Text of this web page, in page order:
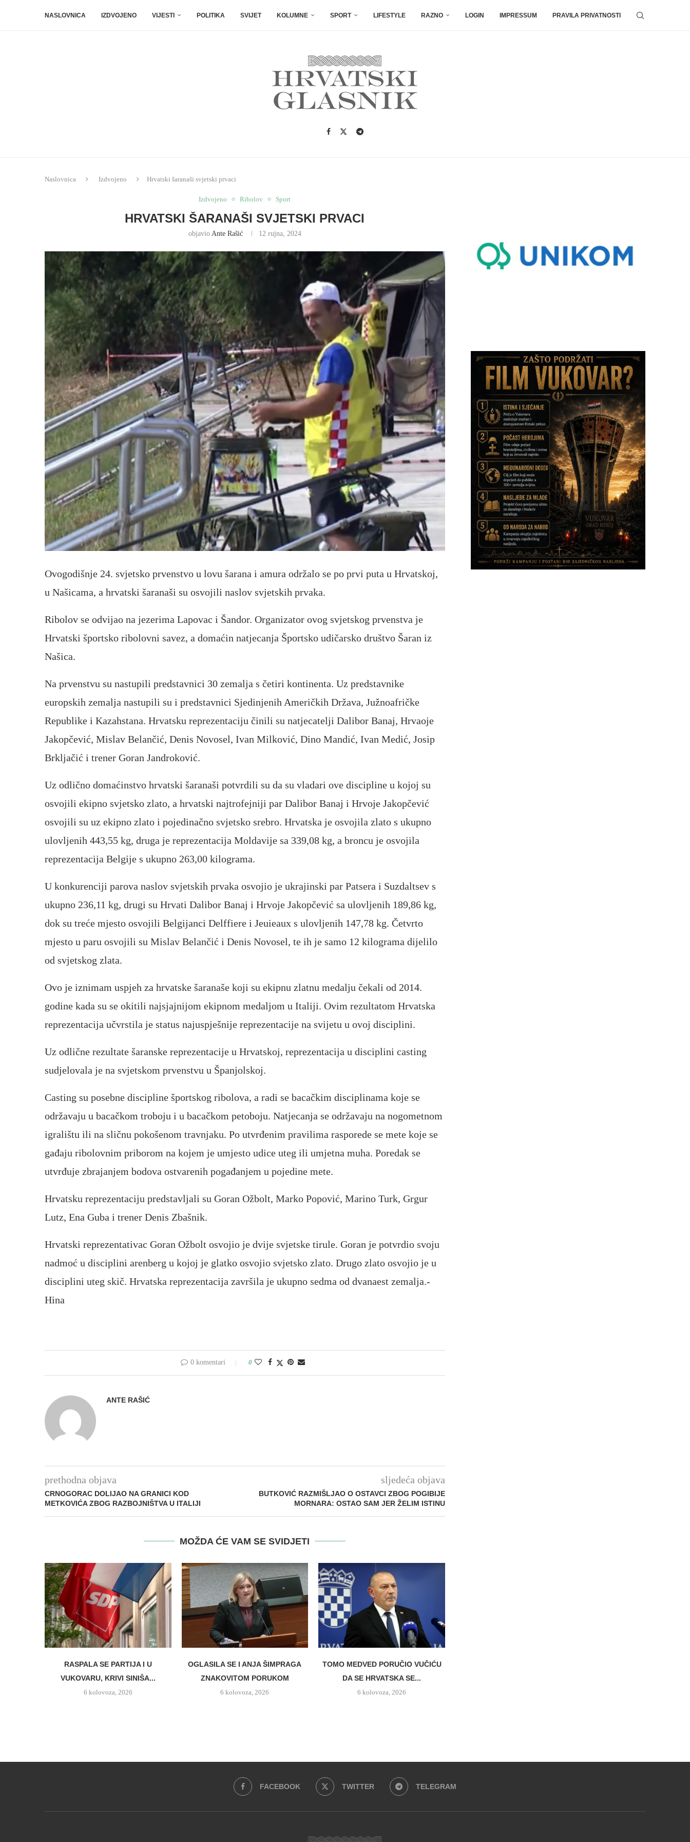
NASLOVNICA IZDVOJENO VIJESTI POLITIKA SVIJET KOLUMNE SPORT LIFESTYLE RAZNO LOGIN IMPRESSUM PRAVILA PRIVATNOSTI
Naslovnica Izdvojeno Hrvatski šaranaši svjetski prvaci
Izdvojeno Ribolov Sport
HRVATSKI ŠARANAŠI SVJETSKI PRVACI
objavio Ante Rašić 12 rujna, 2024
Ovogodišnje 24. svjetsko prvenstvo u lovu šarana i amura održalo se po prvi puta u Hrvatskoj,
u Našicama, a hrvatski šaranaši su osvojili naslov svjetskih prvaka.
Ribolov se odvijao na jezerima Lapovac i Šandor. Organizator ovog svjetskog prvenstva je
Hrvatski športsko ribolovni savez, a domaćin natjecanja Športsko udičarsko društvo Šaran iz
Našica.
Na prvenstvu su nastupili predstavnici 30 zemalja s četiri kontinenta. Uz predstavnike
europskih zemalja nastupili su i predstavnici Sjedinjenih Američkih Država, Južnoafričke
Republike i Kazahstana. Hrvatsku reprezentaciju činili su natjecatelji Dalibor Banaj, Hrvaoje
Jakopčević, Mislav Belančić, Denis Novosel, Ivan Milković, Dino Mandić, Ivan Medić, Josip
Brkljačić i trener Goran Jandroković.
Uz odlično domaćinstvo hrvatski šaranaši potvrdili su da su vladari ove discipline u kojoj su
osvojili ekipno svjetsko zlato, a hrvatski najtrofejniji par Dalibor Banaj i Hrvoje Jakopčević
osvojili su uz ekipno zlato i pojedinačno svjetsko srebro. Hrvatska je osvojila zlato s ukupno
ulovljenih 443,55 kg, druga je reprezentacija Moldavije sa 339,08 kg, a broncu je osvojila
reprezentacija Belgije s ukupno 263,00 kilograma.
U konkurenciji parova naslov svjetskih prvaka osvojio je ukrajinski par Patsera i Suzdaltsev s
ukupno 236,11 kg, drugi su Hrvati Dalibor Banaj i Hrvoje Jakopčević sa ulovljenih 189,86 kg,
dok su treće mjesto osvojili Belgijanci Delffiere i Jeuieaux s ulovljenih 147,78 kg. Četvrto
mjesto u paru osvojili su Mislav Belančić i Denis Novosel, te ih je samo 12 kilograma dijelilo
od svjetskog zlata.
Ovo je iznimam uspjeh za hrvatske šaranaše koji su ekipnu zlatnu medalju čekali od 2014.
godine kada su se okitili najsjajnijom ekipnom medaljom u Italiji. Ovim rezultatom Hrvatska
reprezentacija učvrstila je status najuspješnije reprezentacije na svijetu u ovoj disciplini.
Uz odlične rezultate šaranske reprezentacije u Hrvatskoj, reprezentacija u disciplini casting
sudjelovala je na svjetskom prvenstvu u Španjolskoj.
Casting su posebne discipline športskog ribolova, a radi se bacačkim disciplinama koje se
održavaju u bacačkom troboju i u bacačkom petoboju. Natjecanja se održavaju na nogometnom
igralištu ili na sličnu pokošenom travnjaku. Po utvrđenim pravilima rasporede se mete koje se
gađaju ribolovnim priborom na kojem je umjesto udice uteg ili umjetna muha. Poredak se
utvrđuje zbrajanjem bodova ostvarenih pogađanjem u pojedine mete.
Hrvatsku reprezentaciju predstavljali su Goran Ožbolt, Marko Popović, Marino Turk, Grgur
Lutz, Ena Guba i trener Denis Zbašnik.
Hrvatski reprezentativac Goran Ožbolt osvojio je dvije svjetske tirule. Goran je potvrdio svoju
nadmoć u disciplini arenberg u kojoj je glatko osvojio svjetsko zlato. Drugo zlato osvojio je u
disciplini uteg skič. Hrvatska reprezentacija završila je ukupno sedma od dvanaest zemalja.-
Hina
0 komentari 0
ANTE RAŠIĆ
prethodna objava
CRNOGORAC DOLIJAO NA GRANICI KOD
METKOVIĆA ZBOG RAZBOJNIŠTVA U ITALIJI
sljedeća objava
BUTKOVIĆ RAZMIŠLJAO O OSTAVCI ZBOG POGIBIJE
MORNARA: OSTAO SAM JER ŽELIM ISTINU
MOŽDA ĆE VAM SE SVIDJETI
RASPALA SE PARTIJA I U
VUKOVARU, KRIVI SINIŠA...
6 kolovoza, 2026
OGLASILA SE I ANJA ŠIMPRAGA
ZNAKOVITOM PORUKOM
6 kolovoza, 2026
TOMO MEDVED PORUČIO VUČIĆU
DA SE HRVATSKA SE...
6 kolovoza, 2026
FACEBOOK TWITTER TELEGRAM